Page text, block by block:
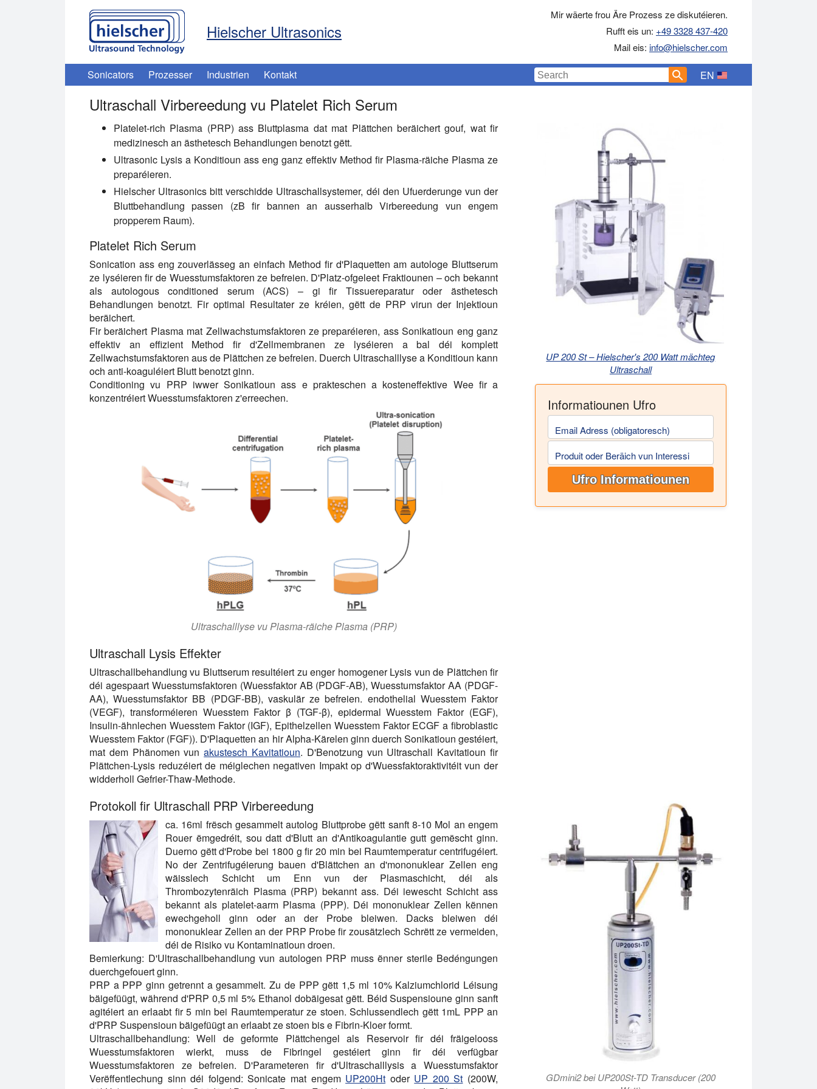
Hielscher Ultrasonics
Mir wäerte frou Äre Prozess ze diskutéieren.
Rufft eis un: +49 3328 437-420
Mail eis: info@hielscher.com
Sonicators Prozesser Industrien Kontakt EN
Ultraschall Virbereedung vu Platelet Rich Serum
Platelet-rich Plasma (PRP) ass Bluttplasma dat mat Plättchen beräichert gouf, wat fir
medizinesch an ästhetesch Behandlungen benotzt gëtt.
Ultrasonic Lysis a Konditioun ass eng ganz effektiv Method fir Plasma-räiche Plasma ze
preparéieren.
Hielscher Ultrasonics bitt verschidde Ultraschallsystemer, déi den Ufuerderunge vun der
Bluttbehandlung passen (zB fir bannen an ausserhalb Virbereedung vun engem
propperem Raum).
Platelet Rich Serum
Sonication ass eng zouverlässeg an einfach Method fir d'Plaquetten am autologe Bluttserum
ze lyséieren fir de Wuesstumsfaktoren ze befreien. D'Platz-ofgeleet Fraktiounen – och bekannt
als autologous conditioned serum (ACS) – gi fir Tissuereparatur oder ästhetesch
Behandlungen benotzt. Fir optimal Resultater ze kréien, gëtt de PRP virun der Injektioun
beräichert.
Fir beräichert Plasma mat Zellwachstumsfaktoren ze preparéieren, ass Sonikatioun eng ganz
effektiv an effizient Method fir d'Zellmembranen ze lyséieren a bal déi komplett
Zellwachstumsfaktoren aus de Plättchen ze befreien. Duerch Ultraschalllyse a Konditioun kann
och anti-koaguléiert Blutt benotzt ginn.
Conditioning vu PRP iwwer Sonikatioun ass e prakteschen a kosteneffektive Wee fir a
konzentréiert Wuesstumsfaktoren z'erreechen.
Ultraschalllyse vu Plasma-räiche Plasma (PRP)
Ultraschall Lysis Effekter
Ultraschallbehandlung vu Bluttserum resultéiert zu enger homogener Lysis vun de Plättchen fir
déi agespaart Wuesstumsfaktoren (Wuessfaktor AB (PDGF-AB), Wuesstumsfaktor AA (PDGF-
AA), Wuesstumsfaktor BB (PDGF-BB), vaskulär ze befreien. endothelial Wuesstem Faktor
(VEGF), transforméieren Wuesstem Faktor β (TGF-β), epidermal Wuesstem Faktor (EGF),
Insulin-ähnlechen Wuesstem Faktor (IGF), Epithelzellen Wuesstem Faktor ECGF a fibroblastic
Wuesstem Faktor (FGF)). D'Plaquetten an hir Alpha-Kärelen ginn duerch Sonikatioun gestéiert,
mat dem Phänomen vunakustesch Kavitatioun. D'Benotzung vun Ultraschall Kavitatioun fir
Plättchen-Lysis reduzéiert de méiglechen negativen Impakt op d'Wuessfaktoraktivitéit vun der
widderholl Gefrier-Thaw-Methode.
UP 200 St – Hielscher's 200 Watt mächteg
Ultraschall
Informatiounen Ufro
Email Adress (obligatoresch)
Produit oder Beräich vun Interessi
Ufro Informatiounen
Protokoll fir Ultraschall PRP Virbereedung
ca. 16ml frësch gesammelt autolog Bluttprobe gëtt sanft 8-10 Mol an engem
Rouer ëmgedréit, sou datt d'Blutt an d'Antikoagulantie gutt gemëscht ginn.
Duerno gëtt d'Probe bei 1800 g fir 20 min bei Raumtemperatur centrifugéiert.
No der Zentrifugéierung bauen d'Blättchen an d'mononuklear Zellen eng
wäisslech Schicht um Enn vun der Plasmaschicht, déi als
Thrombozytenräich Plasma (PRP) bekannt ass. Déi iewescht Schicht ass
bekannt als platelet-aarm Plasma (PPP). Déi mononuklear Zellen kënnen
ewechgeholl ginn oder an der Probe bleiwen. Dacks bleiwen déi
mononuklear Zellen an der PRP Probe fir zousätzlech Schrëtt ze vermeiden,
déi de Risiko vu Kontaminatioun droen.
Bemierkung: D'Ultraschallbehandlung vun autologen PRP muss ënner sterile Bedéngungen
duerchgefouert ginn.
PRP a PPP ginn getrennt a gesammelt. Zu de PPP gëtt 1,5 ml 10% Kalziumchlorid Léisung
bäigefüügt, während d'PRP 0,5 ml 5% Ethanol dobäigesat gëtt. Béid Suspensioune ginn sanft
agitéiert an erlaabt fir 5 min bei Raumtemperatur ze stoen. Schlussendlech gëtt 1mL PPP an
d'PRP Suspensioun bäigefüügt an erlaabt ze stoen bis e Fibrin-Kloer formt.
Ultraschallbehandlung: Well de geformte Plättchengel als Reservoir fir déi fräigelooss
Wuesstumsfaktoren wierkt, muss de Fibringel gestéiert ginn fir déi verfügbar
Wuesstumsfaktoren ze befreien. D'Parameteren fir d'Ultraschalllysis a Wuesstumsfaktor
Verëffentlechung sinn déi folgend: Sonicate mat engem UP200Ht oder UP 200 St (200W,
GDmini2 bei UP200St-TD Transducer (200